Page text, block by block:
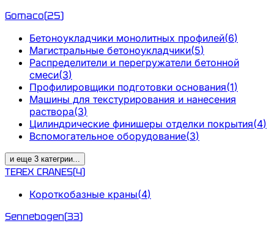
Gomaco(25)
Бетоноукладчики монолитных профилей(6)
Магистральные бетоноукладчики(5)
Распределители и перегружатели бетонной
смеси(3)
Профилировщики подготовки основания(1)
Машины для текстурирования и нанесения
раствора(3)
Цилиндрические финишеры отделки покрытия(4)
Вспомогательное оборудование(3)
и еще 3 категрии...
TEREX CRANES(4)
Короткобазные краны(4)
Sennebogen(33)